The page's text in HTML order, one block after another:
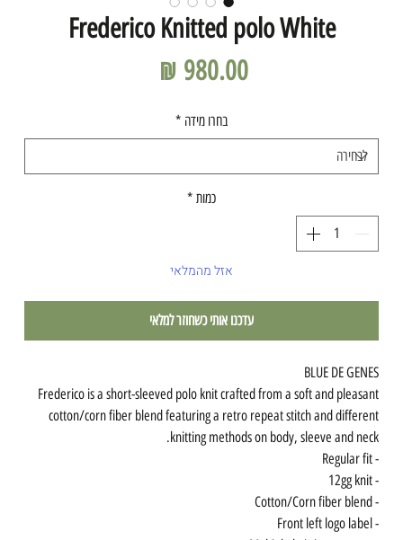
Frederico Knitted polo White
בחרו מידה *
כמות *
אזל מהמלאי
עדכנו אותי כשחוזר למלאי
BLUE DE GENES
Frederico is a short-sleeved polo knit crafted from a soft and pleasant
cotton/corn fiber blend featuring a retro repeat stitch and different
knitting methods on body, sleeve and neck.
- Regular fit
- 12gg knit
- Cotton/Corn fiber blend
- Front left logo label